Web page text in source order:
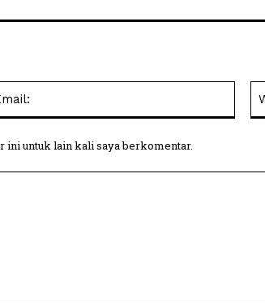
ini untuk lain kali saya berkomentar.